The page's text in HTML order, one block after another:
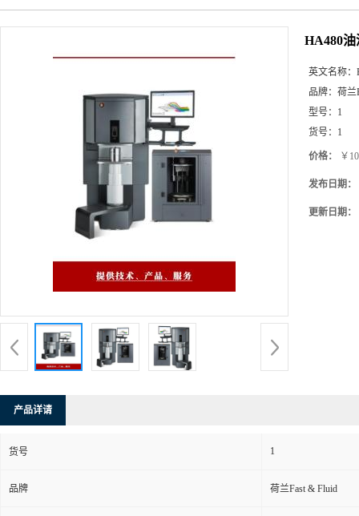
HA480
英文名称：
品牌： 荷兰
型号： 1
货号： 1
价格： ￥
发布日期：
更新日期：
产品详请
货号 1
品牌 荷兰Fast & Fluid